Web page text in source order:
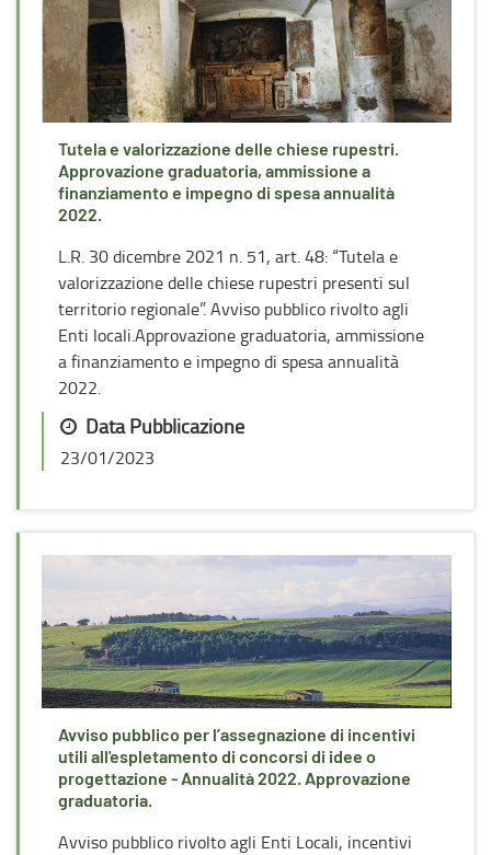
Tutela e valorizzazione delle chiese rupestri.
Approvazione graduatoria, ammissione a
finanziamento e impegno di spesa annualità
2022.
L.R. 30 dicembre 2021 n. 51, art. 48: “Tutela e
valorizzazione delle chiese rupestri presenti sul
territorio regionale”. Avviso pubblico rivolto agli
Enti locali.Approvazione graduatoria, ammissione
a finanziamento e impegno di spesa annualità
2022.
Data Pubblicazione
23/01/2023
Avviso pubblico per l’assegnazione di incentivi
utili all'espletamento di concorsi di idee o
progettazione - Annualità 2022. Approvazione
graduatoria.
Avviso pubblico rivolto agli Enti Locali, incentivi